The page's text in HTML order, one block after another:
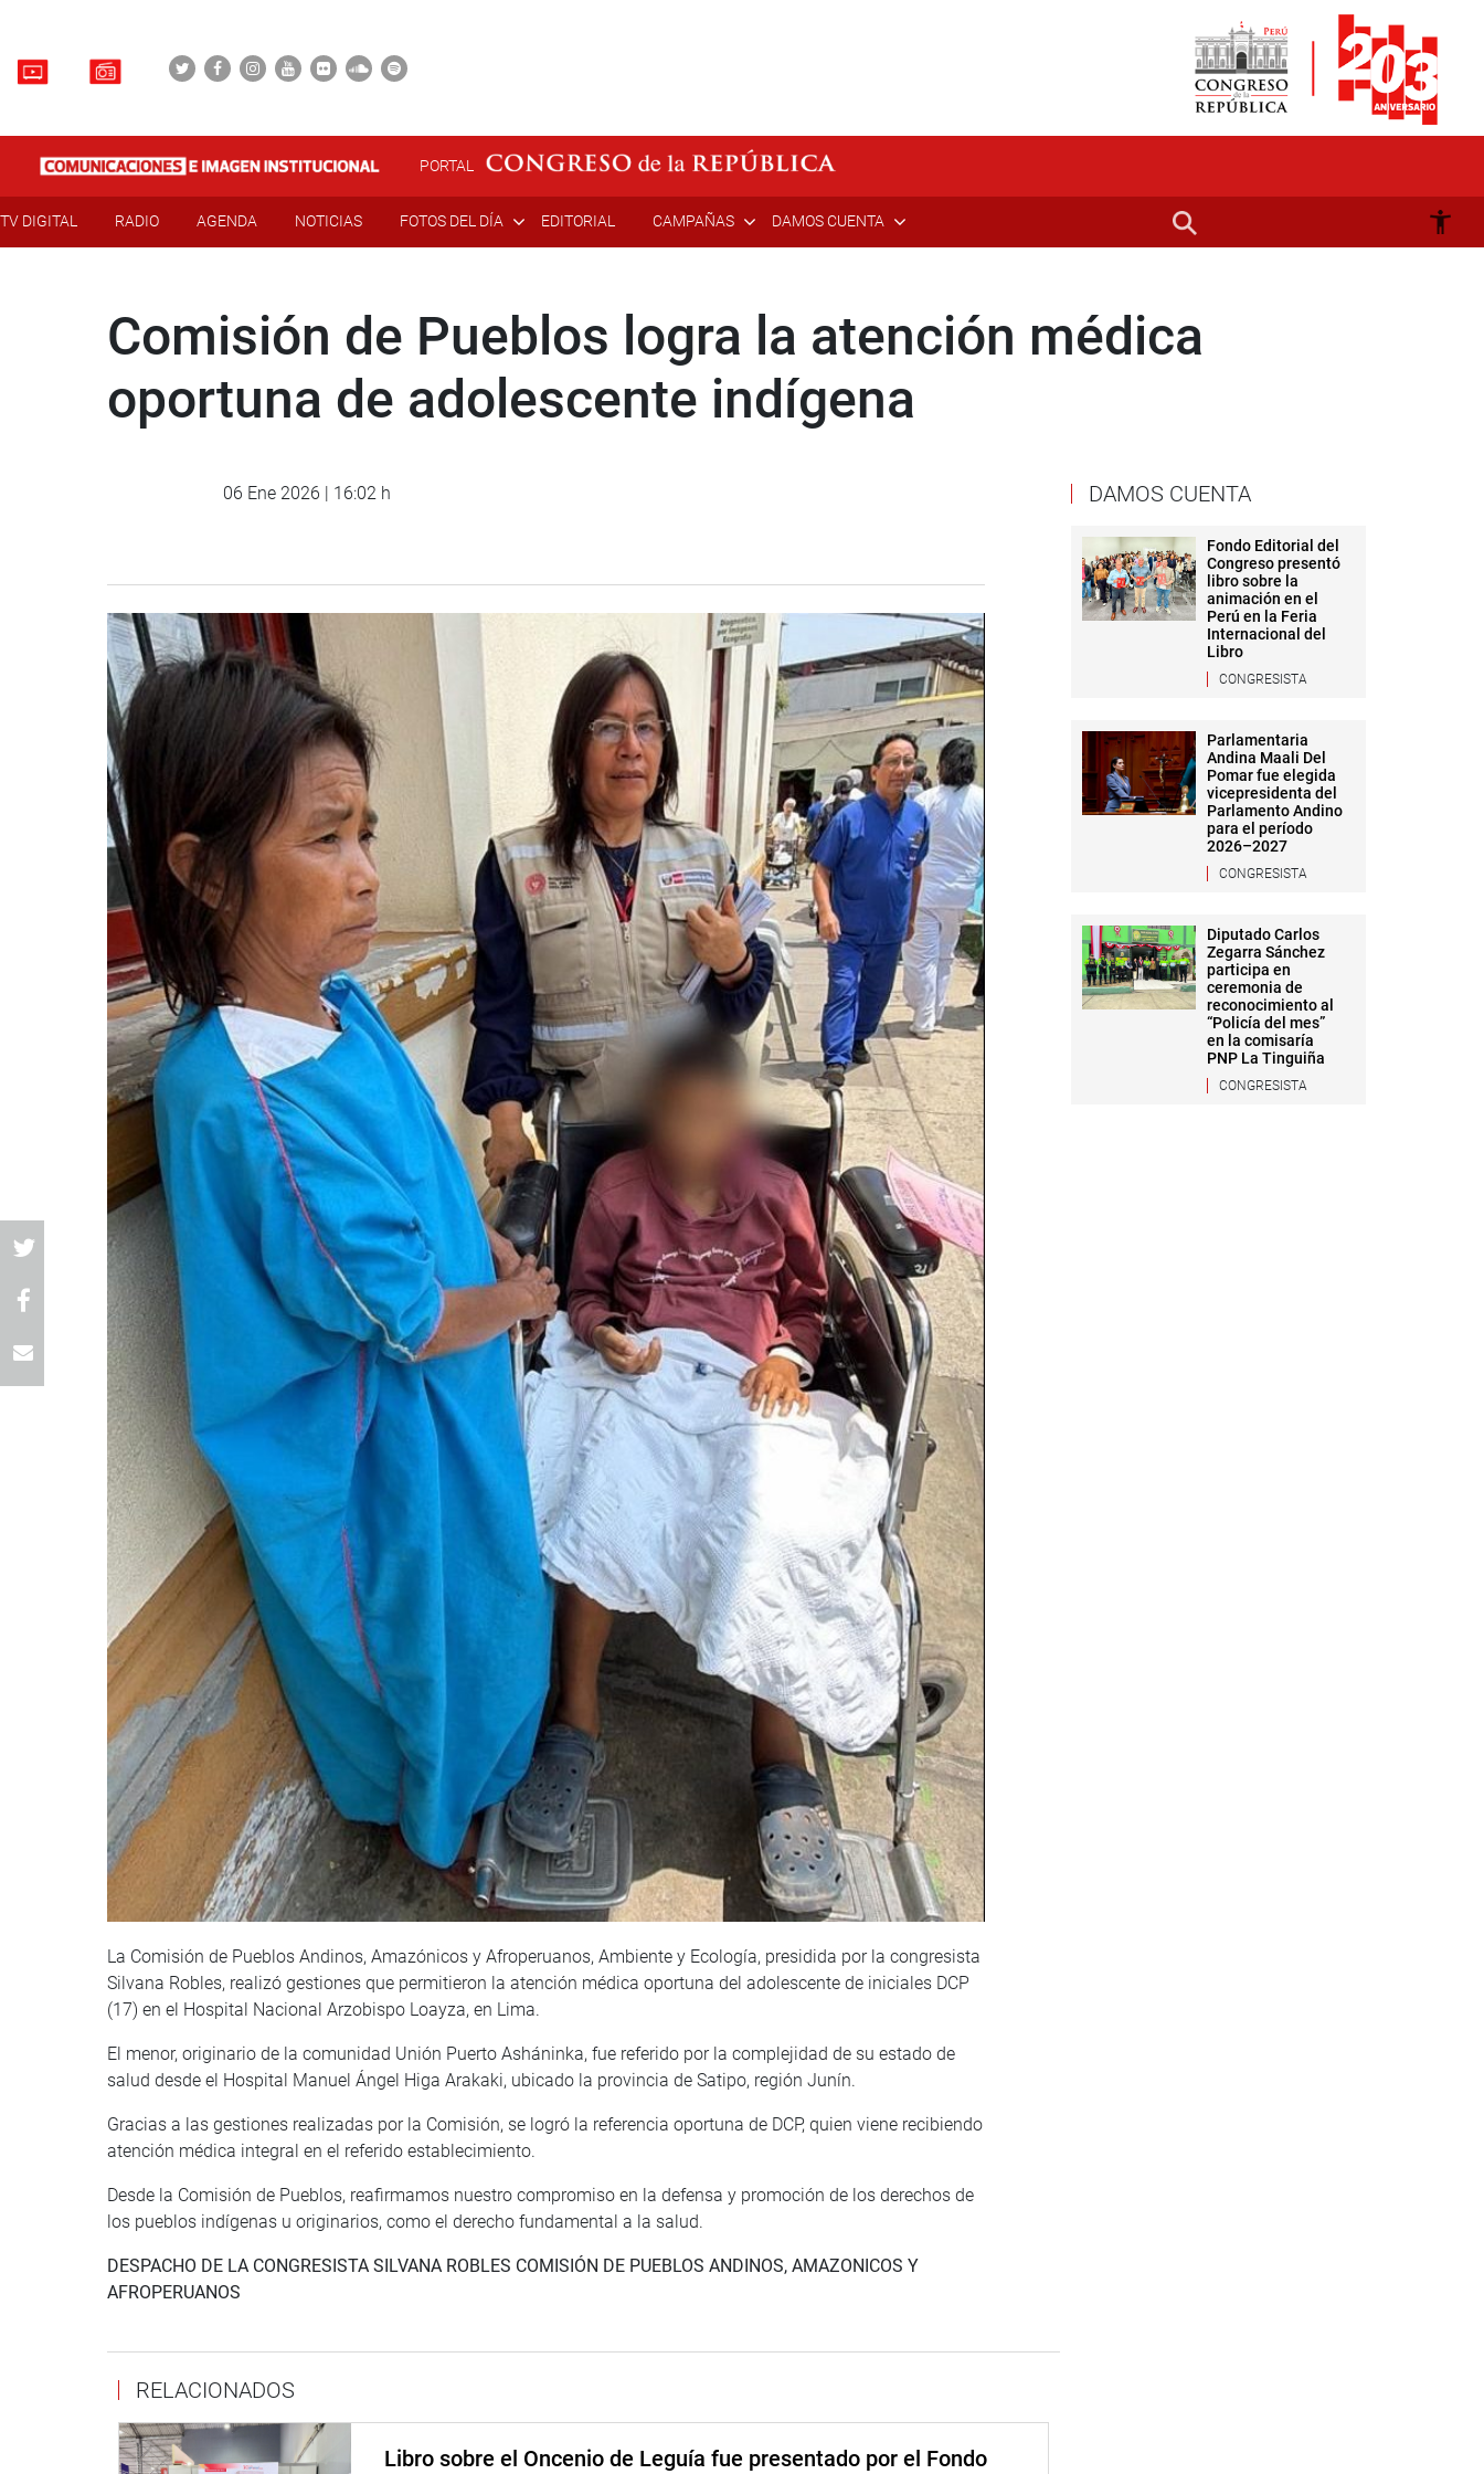
PORTAL
TV DIGITAL RADIO AGENDA NOTICIAS FOTOS DEL DÍA EDITORIAL CAMPAÑAS DAMOS CUENTA
Comisión de Pueblos logra la atención médica
oportuna de adolescente indígena
06 Ene 2026 | 16:02 h
La Comisión de Pueblos Andinos, Amazónicos y Afroperuanos, Ambiente y Ecología, presidida por la congresista
Silvana Robles, realizó gestiones que permitieron la atención médica oportuna del adolescente de iniciales DCP
(17) en el Hospital Nacional Arzobispo Loayza, en Lima.
El menor, originario de la comunidad Unión Puerto Asháninka, fue referido por la complejidad de su estado de
salud desde el Hospital Manuel Ángel Higa Arakaki, ubicado la provincia de Satipo, región Junín.
Gracias a las gestiones realizadas por la Comisión, se logró la referencia oportuna de DCP, quien viene recibiendo
atención médica integral en el referido establecimiento.
Desde la Comisión de Pueblos, reafirmamos nuestro compromiso en la defensa y promoción de los derechos de
los pueblos indígenas u originarios, como el derecho fundamental a la salud.
DESPACHO DE LA CONGRESISTA SILVANA ROBLES COMISIÓN DE PUEBLOS ANDINOS, AMAZONICOS Y
AFROPERUANOS
RELACIONADOS
Libro sobre el Oncenio de Leguía fue presentado por el Fondo
DAMOS CUENTA
Fondo Editorial del
Congreso presentó
libro sobre la
animación en el
Perú en la Feria
Internacional del
Libro
CONGRESISTA
Parlamentaria
Andina Maali Del
Pomar fue elegida
vicepresidenta del
Parlamento Andino
para el período
2026–2027
CONGRESISTA
Diputado Carlos
Zegarra Sánchez
participa en
ceremonia de
reconocimiento al
“Policía del mes”
en la comisaría
PNP La Tinguiña
CONGRESISTA